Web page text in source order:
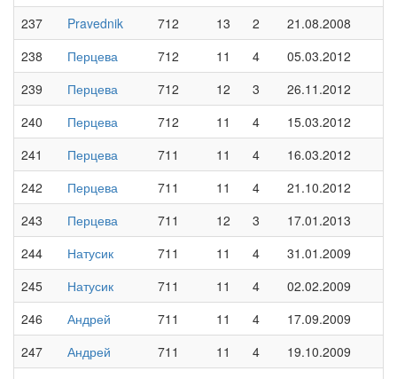
237
Pravednik 712 13 2
21.08.2008
238
Перцева 712 11 4
05.03.2012
239
Перцева 712 12 3
26.11.2012
240
Перцева 712 11 4
15.03.2012
241
Перцева 711 11 4
16.03.2012
242
Перцева 711 11 4
21.10.2012
243
Перцева 711 12 3
17.01.2013
244
Натусик 711 11 4
31.01.2009
245
Натусик 711 11 4
02.02.2009
246
Андрей 711 11 4
17.09.2009
247
Андрей 711 11 4
19.10.2009